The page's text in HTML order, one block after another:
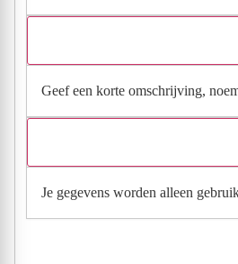
Geef een korte omschrijving,
Je gegevens worden alleen